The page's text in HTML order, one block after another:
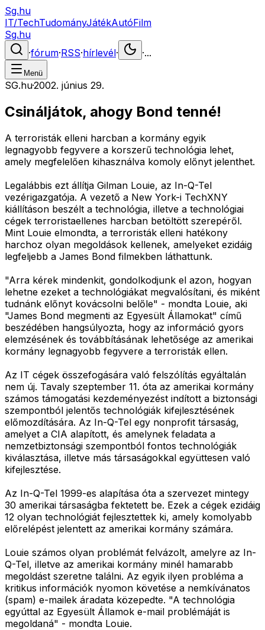
Sg.hu
IT/TechTudományJátékAutóFilm
Sg.hu
·fórum·RSS·hírlevél· ·...
Menü
SG.hu·2002. június 29.
Csináljátok, ahogy Bond tenné!
A terroristák elleni harcban a kormány egyik
legnagyobb fegyvere a korszerű technológia lehet,
amely megfelelően kihasználva komoly előnyt jelenthet.
Legalábbis ezt állítja Gilman Louie, az In-Q-Tel
vezérigazgatója. A vezető a New York-i TechXNY
kiállításon beszélt a technológia, illetve a technológiai
cégek terroristaellenes harcban betöltött szerepéről.
Mint Louie elmondta, a terroristák elleni hatékony
harchoz olyan megoldások kellenek, amelyeket ezidáig
legfeljebb a James Bond filmekben láthattunk.
"Arra kérek mindenkit, gondolkodjunk el azon, hogyan
lehetne ezeket a technológiákat megvalósítani, és miként
tudnánk előnyt kovácsolni belőle" - mondta Louie, aki
"James Bond megmenti az Egyesült Államokat" című
beszédében hangsúlyozta, hogy az információ gyors
elemzésének és továbbításának lehetősége az amerikai
kormány legnagyobb fegyvere a terroristák ellen.
Az IT cégek összefogására való felszólítás egyáltalán
nem új. Tavaly szeptember 11. óta az amerikai kormány
számos támogatási kezdeményezést indított a biztonsági
szempontból jelentős technológiák kifejlesztésének
előmozdítására. Az In-Q-Tel egy nonprofit társaság,
amelyet a CIA alapított, és amelynek feladata a
nemzetbiztonsági szempontból fontos technológiák
kiválasztása, illetve más társaságokkal együttesen való
kifejlesztése.
Az In-Q-Tel 1999-es alapítása óta a szervezet mintegy
30 amerikai társaságba fektetett be. Ezek a cégek ezidáig
12 olyan technológiát fejlesztettek ki, amely komolyabb
előrelépést jelentett az amerikai kormány számára.
Louie számos olyan problémát felvázolt, amelyre az In-
Q-Tel, illetve az amerikai kormány minél hamarabb
megoldást szeretne találni. Az egyik ilyen probléma a
kritikus információk nyomon követése a nemkívánatos
(spam) e-mailek áradata közepedte. "A technológia
egyúttal az Egyesült Államok e-mail problémáját is
megoldaná" - mondta Louie.